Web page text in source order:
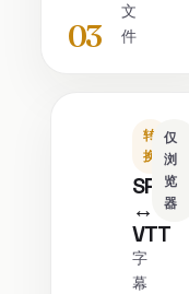
03
文
件
转
换
SRT
↔
VTT
字
幕
仅
浏
览
器